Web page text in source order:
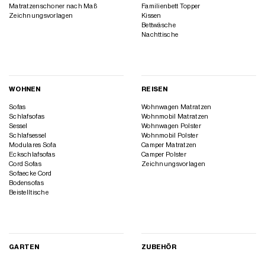
Matratzenschoner nach Maß
Zeichnungsvorlagen
Familienbett Topper
Kissen
Bettwäsche
Nachttische
WOHNEN
Sofas
Schlafsofas
Sessel
Schlafsessel
Modulares Sofa
Eckschlafsofas
Cord Sofas
Sofaecke Cord
Bodensofas
Beistelltische
REISEN
Wohnwagen Matratzen
Wohnmobil Matratzen
Wohnwagen Polster
Wohnmobil Polster
Camper Matratzen
Camper Polster
Zeichnungsvorlagen
GARTEN ZUBEHÖR